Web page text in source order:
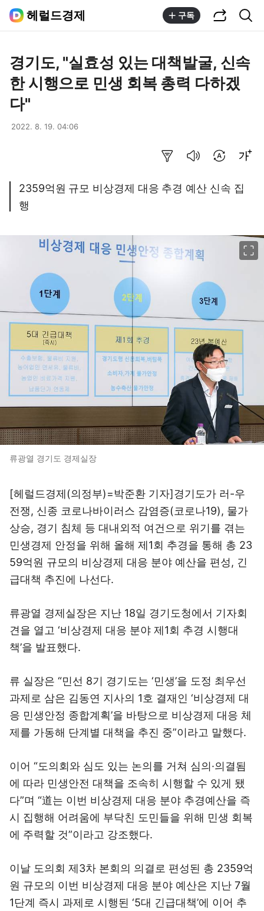
헤럴드경제 구독
경기도, "실효성 있는 대책발굴, 신속
한 시행으로 민생 회복 총력 다하겠
다"
2022. 8. 19. 04:06
2359억원 규모 비상경제 대응 추경 예산 신속 집
행
류광열 경기도 경제실장
[헤럴드경제(의정부)=박준환 기자]경기도가 러-우
전쟁, 신종 코로나바이러스 감염증(코로나19), 물가
상승, 경기 침체 등 대내외적 여건으로 위기를 겪는
민생경제 안정을 위해 올해 제1회 추경을 통해 총 23
59억원 규모의 비상경제 대응 분야 예산을 편성, 긴
급대책 추진에 나선다.
류광열 경제실장은 지난 18일 경기도청에서 기자회
견을 열고 ‘비상경제 대응 분야 제1회 추경 시행대
책’을 발표했다.
류 실장은 “민선 8기 경기도는 ‘민생’을 도정 최우선
과제로 삼은 김동연 지사의 1호 결재인 ‘비상경제 대
응 민생안정 종합계획’을 바탕으로 비상경제 대응 체
제를 가동해 단계별 대책을 추진 중”이라고 말했다.
이어 “도의회와 심도 있는 논의를 거쳐 심의·의결됨
에 따라 민생안전 대책을 조속히 시행할 수 있게 됐
다”며 “道는 이번 비상경제 대응 분야 추경예산을 즉
시 집행해 어려움에 부닥친 도민들을 위해 민생 회복
에 주력할 것”이라고 강조했다.
이날 도의회 제3차 본회의 의결로 편성된 총 2359억
원 규모의 이번 비상경제 대응 분야 예산은 지난 7월
1단계 즉시 과제로 시행된 ‘5대 긴급대책’에 이어 추